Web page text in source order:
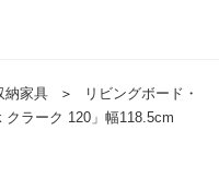
納家具 ＞
リビングボード・
クラーク 120」幅118.5cm